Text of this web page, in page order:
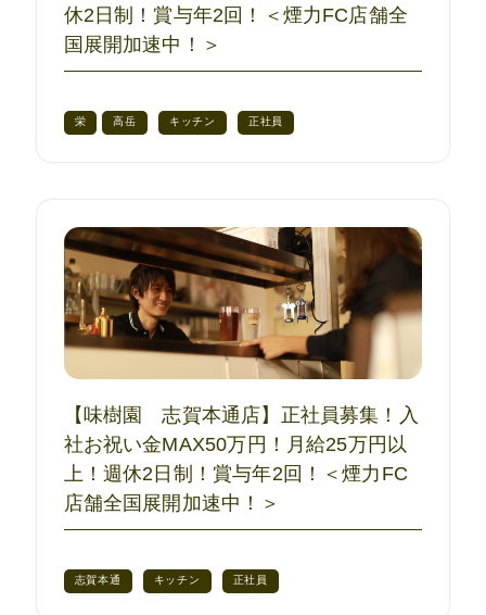
休2日制！賞与年2回！＜煙力FC店舗全
国展開加速中！＞
栄 高岳 キッチン 正社員
【味樹園 志賀本通店】正社員募集！入
社お祝い金MAX50万円！月給25万円以
上！週休2日制！賞与年2回！＜煙力FC
店舗全国展開加速中！＞
志賀本通 キッチン 正社員